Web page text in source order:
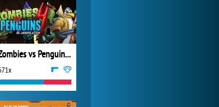
Zombies vs Penguins 4